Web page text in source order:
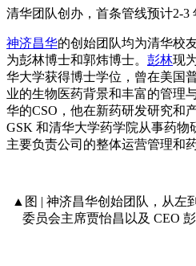
清华团队创办，首条管线预计2-3
神济昌华的创始团队均为清华校
为彭林博士和郭炜博士。 彭林现
华大学获得博士学位，曾在美国
业的生物医药背景和丰富的管理
华的CSO，他在新药研发研究和
GSK 和清华大学药学院从事药物
主要负责公司的整体运营管理和
▲图 | 神济昌华创始团队，从左
委员会主席贾怡昌以及 CEO